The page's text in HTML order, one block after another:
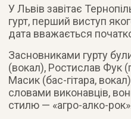
У Львів завітає
гурт, перший виступ
дата вважається
Засновниками гурту
(вокал), Ростислав Фук
Масик (бас-гітара,
словами виконавців,
стилю — «агро-алко-